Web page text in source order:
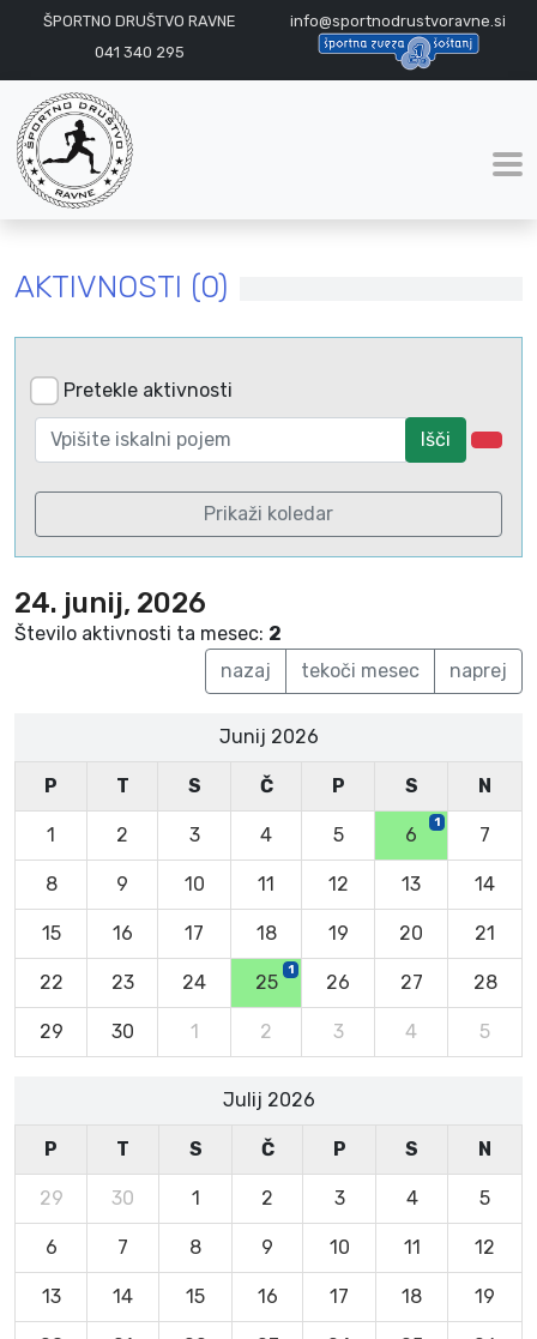
ŠPORTNO DRUŠTVO RAVNE
info@sportnodrustvoravne.si
041 340 295
AKTIVNOSTI (0)
Pretekle aktivnosti
Išči
Prikaži koledar
24. junij, 2026
Število aktivnosti ta mesec: 2
nazaj
tekoči mesec naprej
Junij 2026
P T S Č P S N
1 2 3 4 5 6
1
7
8 9 10 11 12 13 14
15 16 17 18 19 20 21
22 23 24 25
1
26 27 28
29 30 1 2 3 4 5
Julij 2026
P T S Č P S N
29 30 1 2 3 4 5
6 7 8 9 10 11 12
13 14 15 16 17 18 19